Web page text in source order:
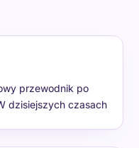
przewodnik po
dzisiejszych czasach